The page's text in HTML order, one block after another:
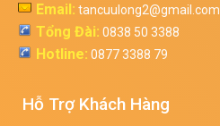
Email: tancuulong2@gmail.com
Tổng Đài: 0838 50 3388
Hotline: 0877 3388 79
Hỗ Trợ Khách Hàng